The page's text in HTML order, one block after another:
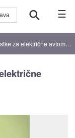
☰
za električne avtomobile